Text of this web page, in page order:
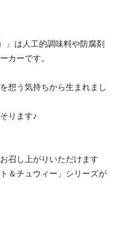
』 は人工的調味料や防腐剤
カーです。
想う気持ちから生まれまし
ります♪
召し上がりいただけます
＆チュウィー」シリーズが